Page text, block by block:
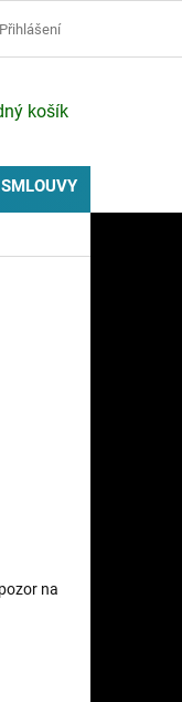
POUŽÍVÁNÍ COOKIES
Přihlášení
košík
na